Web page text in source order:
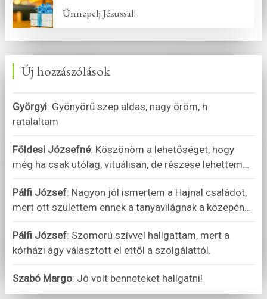
Ünnepelj Jézussal!
Új hozzászólások
Györgyi: Gyönyörű szep aldas, nagy öröm, h
ratalaltam
Földesi Józsefné: Köszönöm a lehetőséget, hogy
még ha csak utólag, vituálisan, de részese lehettem…
Pálfi József: Nagyon jól ismertem a Hajnal családot,
mert ott születtem ennek a tanyavilágnak a közepén…
Pálfi József: Szomorú szívvel hallgattam, mert a
kórházi ágy választott el ettől a szolgálattól.
Szabó Margo: Jó volt benneteket hallgatni!